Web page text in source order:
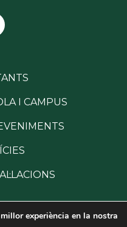
I CAMPUS
experiència en la nostra